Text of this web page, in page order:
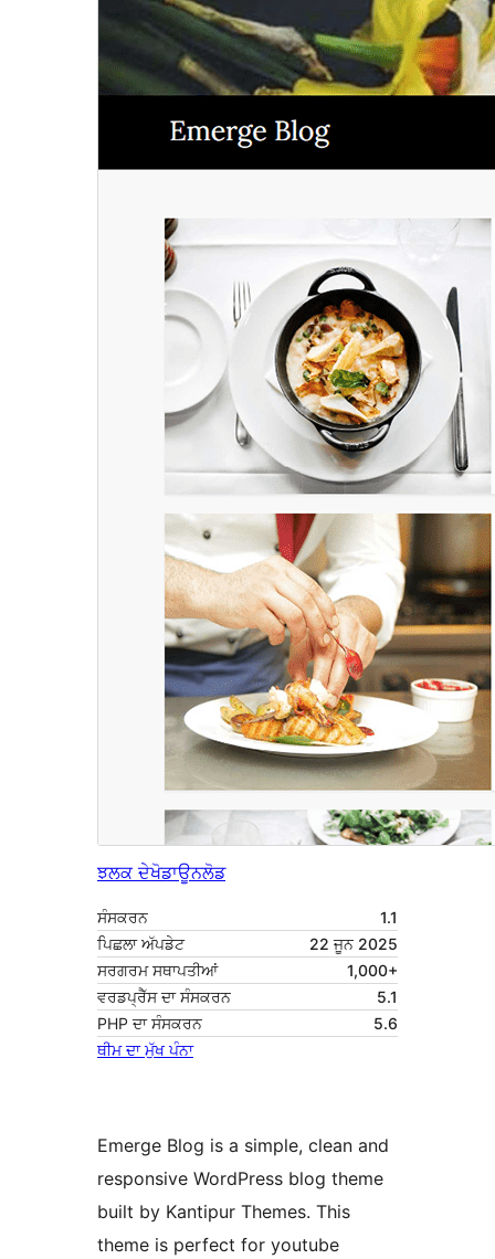
ਝਲਕ ਦੇਖੋਡਾਊਨਲੋਡ
ਸੰਸਕਰਨ
1.1
ਪਿਛਲਾ ਅੱਪਡੇਟ
22 ਜੂਨ 2025
ਸਰਗਰਮ ਸਥਾਪਤੀਆਂ
1,000+
ਵਰਡਪ੍ਰੈੱਸ ਦਾ ਸੰਸਕਰਨ
5.1
PHP ਦਾ ਸੰਸਕਰਨ
5.6
ਥੀਮ ਦਾ ਮੁੱਖ ਪੰਨਾ
Emerge Blog is a simple, clean and
responsive WordPress blog theme
built by Kantipur Themes. This
theme is perfect for youtube